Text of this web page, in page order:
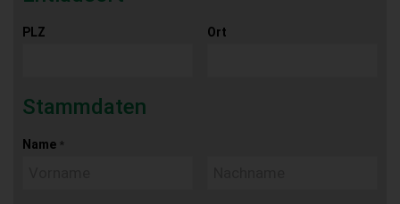
PLZ Ort
Stammdaten
Name *